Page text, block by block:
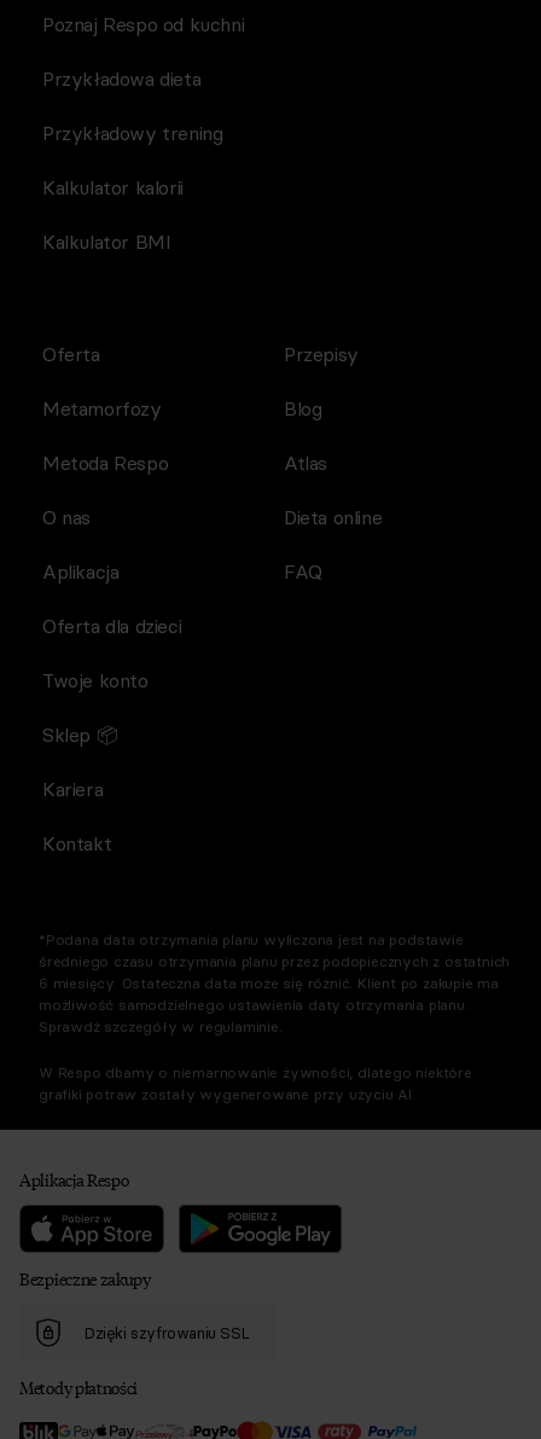
Poznaj Respo od kuchni
Przykładowa dieta
Przykładowy trening
Kalkulator kalorii
Kalkulator BMI
Oferta
Metamorfozy
Metoda Respo
O nas
Aplikacja
Przepisy
Blog
Atlas
Dieta online
FAQ
Oferta dla dzieci
Twoje konto
Sklep 📦
Kariera
Kontakt
*Podana data otrzymania planu wyliczona jest na podstawie
średniego czasu otrzymania planu przez podopiecznych z ostatnich
6 miesięcy. Ostateczna data może się różnić. Klient po zakupie ma
możliwość samodzielnego ustawienia daty otrzymania planu.
Sprawdź szczegóły w regulaminie.
W Respo dbamy o niemarnowanie żywności, dlatego niektóre
grafiki potraw zostały wygenerowane przy użyciu AI.
Aplikacja Respo
Bezpieczne zakupy
Dzięki szyfrowaniu SSL
Metody płatności